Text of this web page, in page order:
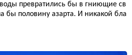
превратились бы в гниющие св
бы половину азарта. И никакой бла